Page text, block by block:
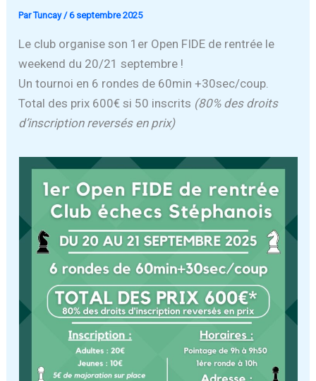
ParTuncay/6 septembre 2025
Le club organise son 1er Open FIDE de rentrée le
weekend du 20/21 septembre !
Un tournoi en 6 rondes de 60min +30sec/coup.
Total des prix 600€ si 50 inscrits (80% des droits
d’inscription reversés en prix)